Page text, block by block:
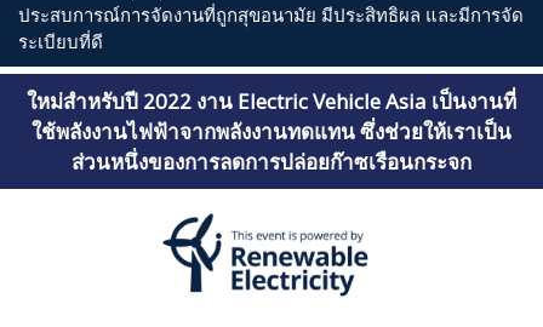
ประสบการณ์การจัดงานที่ถูกสุขอนามัย มีประสิทธิผล และมีการจัด
ระเบียบที่ดี
ใหม่สำหรับปี 2022 งาน Electric Vehicle Asia เป็นงานที่
ใช้พลังงานไฟฟ้าจากพลังงานทดแทน ซึ่งช่วยให้เราเป็น
ส่วนหนึ่งของการลดการปล่อยก๊าซเรือนกระจก